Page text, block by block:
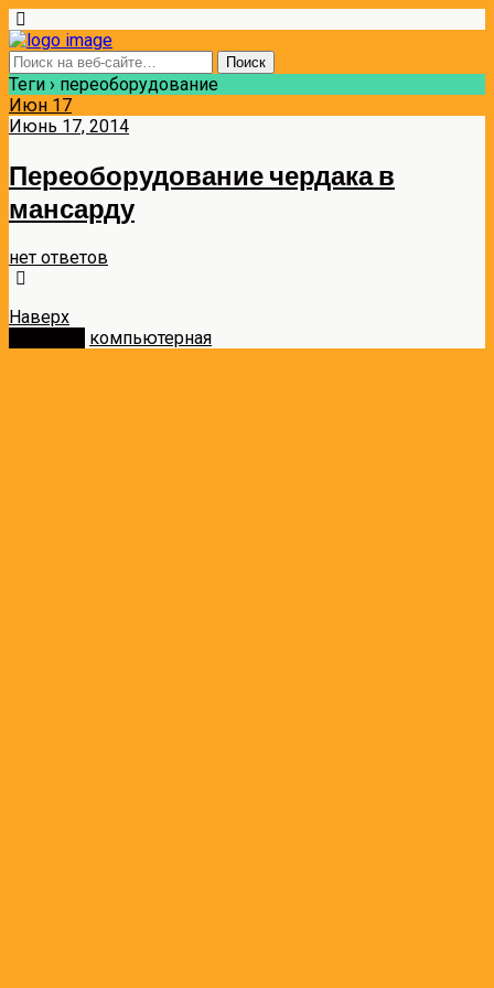
Теги › переоборудование
Июн 17
Июнь 17, 2014
Переоборудование чердака в
мансарду
нет ответов
Наверх
компьютерная